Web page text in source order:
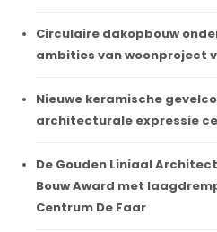
Circulaire dakopbouw
ambities van woonproject
Nieuwe keramische
architecturale expressie
De Gouden Liniaal
Bouw Award met
Centrum De Faar